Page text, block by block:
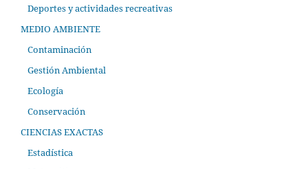
Deportes y actividades recreativas
MEDIO AMBIENTE
Contaminación
Gestión Ambiental
Ecología
Conservación
CIENCIAS EXACTAS
Estadística